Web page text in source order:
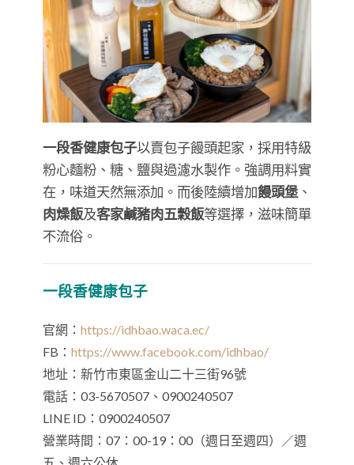
一段香健康包子以賣包子饅頭起家，採用特級
粉心麵粉、糖、鹽與過濾水製作。強調用料實
在，味道天然無添加。而後陸續增加饅頭堡 、
肉燥飯及客家鹹豬肉五穀飯等選擇，滋味簡單
不流俗。
一段香健康包子
官網： https://idhbao.waca.ec/
FB： https://www.facebook.com/idhbao/
地址：新竹市東區金山二十三街96號
電話：03-5670507、0900240507
LINE ID：0900240507
營業時間：07：00-19：00（週日至週四）／週
五、週六公休